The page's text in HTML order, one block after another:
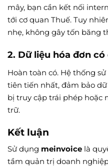
mây, bạn cần kết nối
tới cơ quan Thuế. Tuy
nhẹ, không gây tốn băng
2. Dữ liệu hóa đơn
Hoàn toàn có. Hệ thống
tiên tiến nhất, đảm bảo
bị truy cập trái phép
trữ.
Kết luận
Sử dụng meinvoice là
tầm quản trị doanh